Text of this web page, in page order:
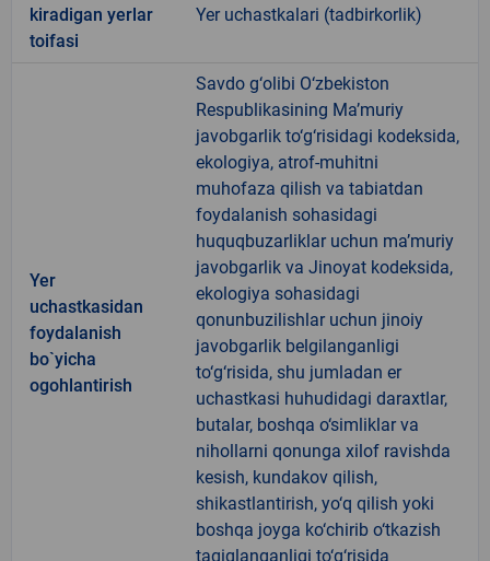
kiradigan yerlar
toifasi
Yer uchastkalari (tadbirkorlik)
Yer
uchastkasidan
foydalanish
bo`yicha
ogohlantirish
Savdo g‘olibi O‘zbekiston
Respublikasining Ma’muriy
javobgarlik to‘g‘risidagi kodeksida,
ekologiya, atrof-muhitni
muhofaza qilish va tabiatdan
foydalanish sohasidagi
huquqbuzarliklar uchun ma’muriy
javobgarlik va Jinoyat kodeksida,
ekologiya sohasidagi
qonunbuzilishlar uchun jinoiy
javobgarlik belgilanganligi
to‘g‘risida, shu jumladan er
uchastkasi huhudidagi daraxtlar,
butalar, boshqa o‘simliklar va
nihollarni qonunga xilof ravishda
kesish, kundakov qilish,
shikastlantirish, yo‘q qilish yoki
boshqa joyga ko‘chirib o‘tkazish
taqiqlanganligi to‘g‘risida